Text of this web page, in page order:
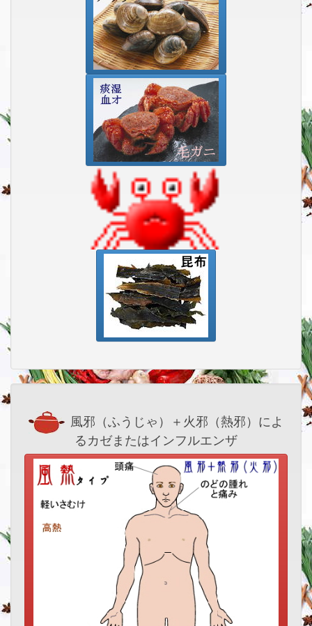
風邪（ふうじゃ）＋火邪（熱邪）によ
るカゼまたはインフルエンザ